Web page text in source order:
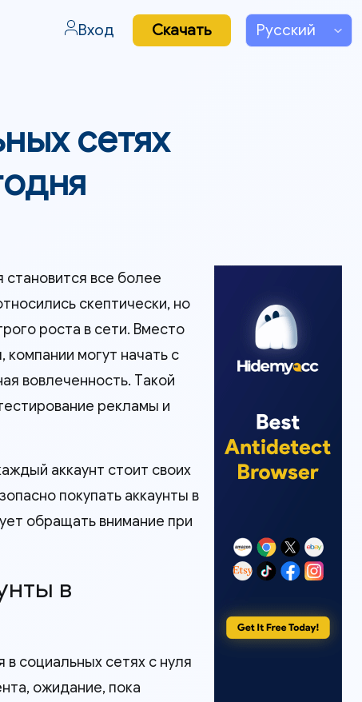
Вход Скачать
сетях
становится все более
скептически, но
роста в сети. Вместо
могут начать с
вовлеченность. Такой
рекламы и
аккаунт стоит своих
покупать аккаунты в
обращать внимание при
в
социальных сетях с нуля
ожидание, пока